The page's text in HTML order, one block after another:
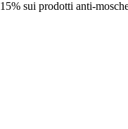
15% sui prodotti anti-